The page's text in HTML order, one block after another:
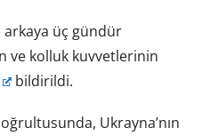
arkaya üç gündür
ve kolluk kuvvetlerinin
bildirildi.
Ukrayna’nın